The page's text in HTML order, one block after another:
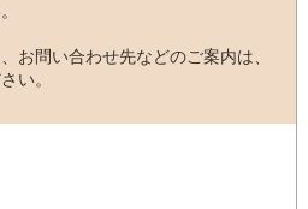
お問い合わせ先などのご案内は、
い。